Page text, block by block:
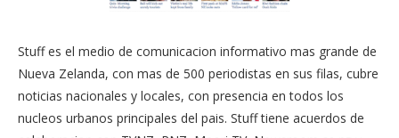
Stuff es el medio de comunicacion informativo mas grande de
Nueva Zelanda, con mas de 500 periodistas en sus filas, cubre
noticias nacionales y locales, con presencia en todos los
nucleos urbanos principales del pais. Stuff tiene acuerdos de